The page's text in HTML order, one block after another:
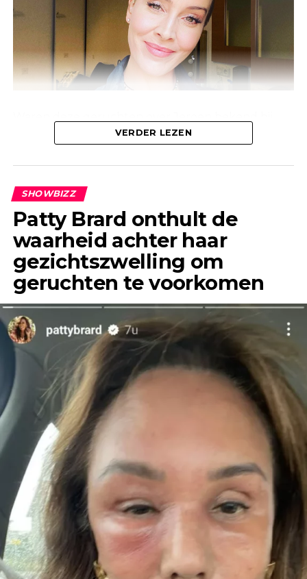
Linda, of waren ze alleen bekend bij de mensen
geruchten al jaren geleden de ronde deden.
“Het enige wat ik jaren geleden, toen ik Jeroen
nog helemaal niet kende, wel eens had gehoord,
was dat hij een flirt was en altijd ontrouw was,”
vertelt Anouk in gesprek met &C.
VERDER LEZEN
SHOWBIZZ
Patty Brard onthult de
waarheid achter haar
gezichtszwelling om
geruchten te voorkomen